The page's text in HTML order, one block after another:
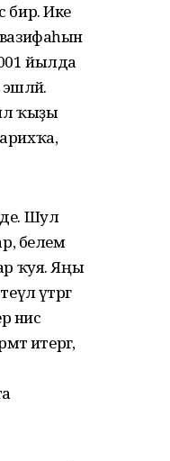
бирә. Ике
йылда
ҡыҙы
Шул
белем
ҡуя. Яңы
үтәргә
нисә
итергә,